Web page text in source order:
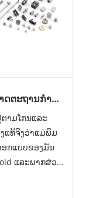
ດຕະຖານກໍາ
າມໂກນແລະ
ແທ້ຈິງວ່າແມ່ພິມ
ອກແບບຂອງມັນ
ແລະພາກສ່ວນ